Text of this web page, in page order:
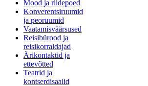
Mood ja riidepoed
Konverentsiruumid
ja peoruumid
Vaatamisväärsused
Reisibürood ja
reisikorraldajad
Ärikontaktid ja
ettevõtted
Teatrid ja
kontserdisaalid